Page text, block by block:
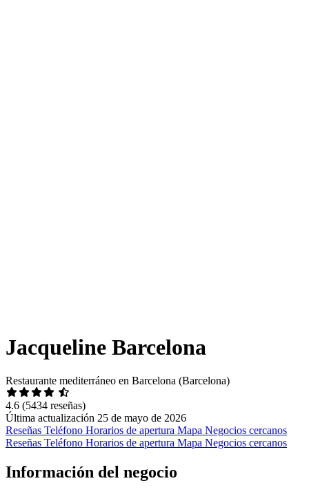
Jacqueline Barcelona
Restaurante mediterráneo en Barcelona (Barcelona)
4.6 (5434 reseñas)
Última actualización 25 de mayo de 2026
Reseñas Teléfono Horarios de apertura Mapa Negocios cercanos
Reseñas Teléfono Horarios de apertura Mapa Negocios cercanos
Información del negocio